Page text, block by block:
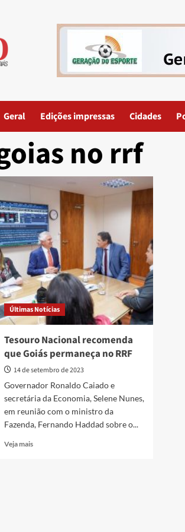
Geral Edições impressas Cidades
no rrf
Últimas Notícias
Tesouro Nacional recomenda
que Goiás permaneça no RRF
14 de setembro de 2023
Governador Ronaldo Caiado e
secretária da Economia, Selene Nunes,
em reunião com o ministro da
Fazenda, Fernando Haddad sobre o...
Veja maisRead